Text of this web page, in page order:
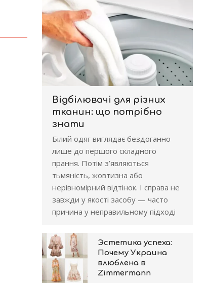
Відбілювачі для різних
тканин: що потрібно
знати
Білий одяг виглядає бездоганно
лише до першого складного
прання. Потім з’являються
тьмяність, жовтизна або
нерівномірний відтінок. І справа не
завжди у якості засобу — часто
причина у неправильному підході
Эстетика успеха:
Почему Украина
влюблена в
Zimmermann